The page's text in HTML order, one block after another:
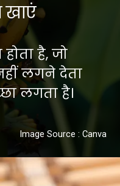
खाएं
है, जो
लगने देता
लगता है।
Image Source : Canva